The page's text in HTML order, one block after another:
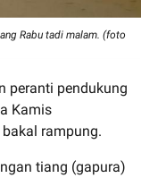
Rabu tadi malam. (foto
peranti pendukung
Kamis
rampung.
tiang (gapura)